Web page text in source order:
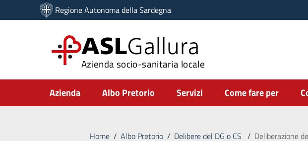
Vai ai contenuti
Vai al menu di navigazione
Regione Autonoma della Sardegna
ASLGallura
Azienda socio-sanitaria locale
Submenu
Azienda Albo Pretorio Servizi Come fare per
Home / Albo Pretorio / Delibere del DG o CS / Deliberazione